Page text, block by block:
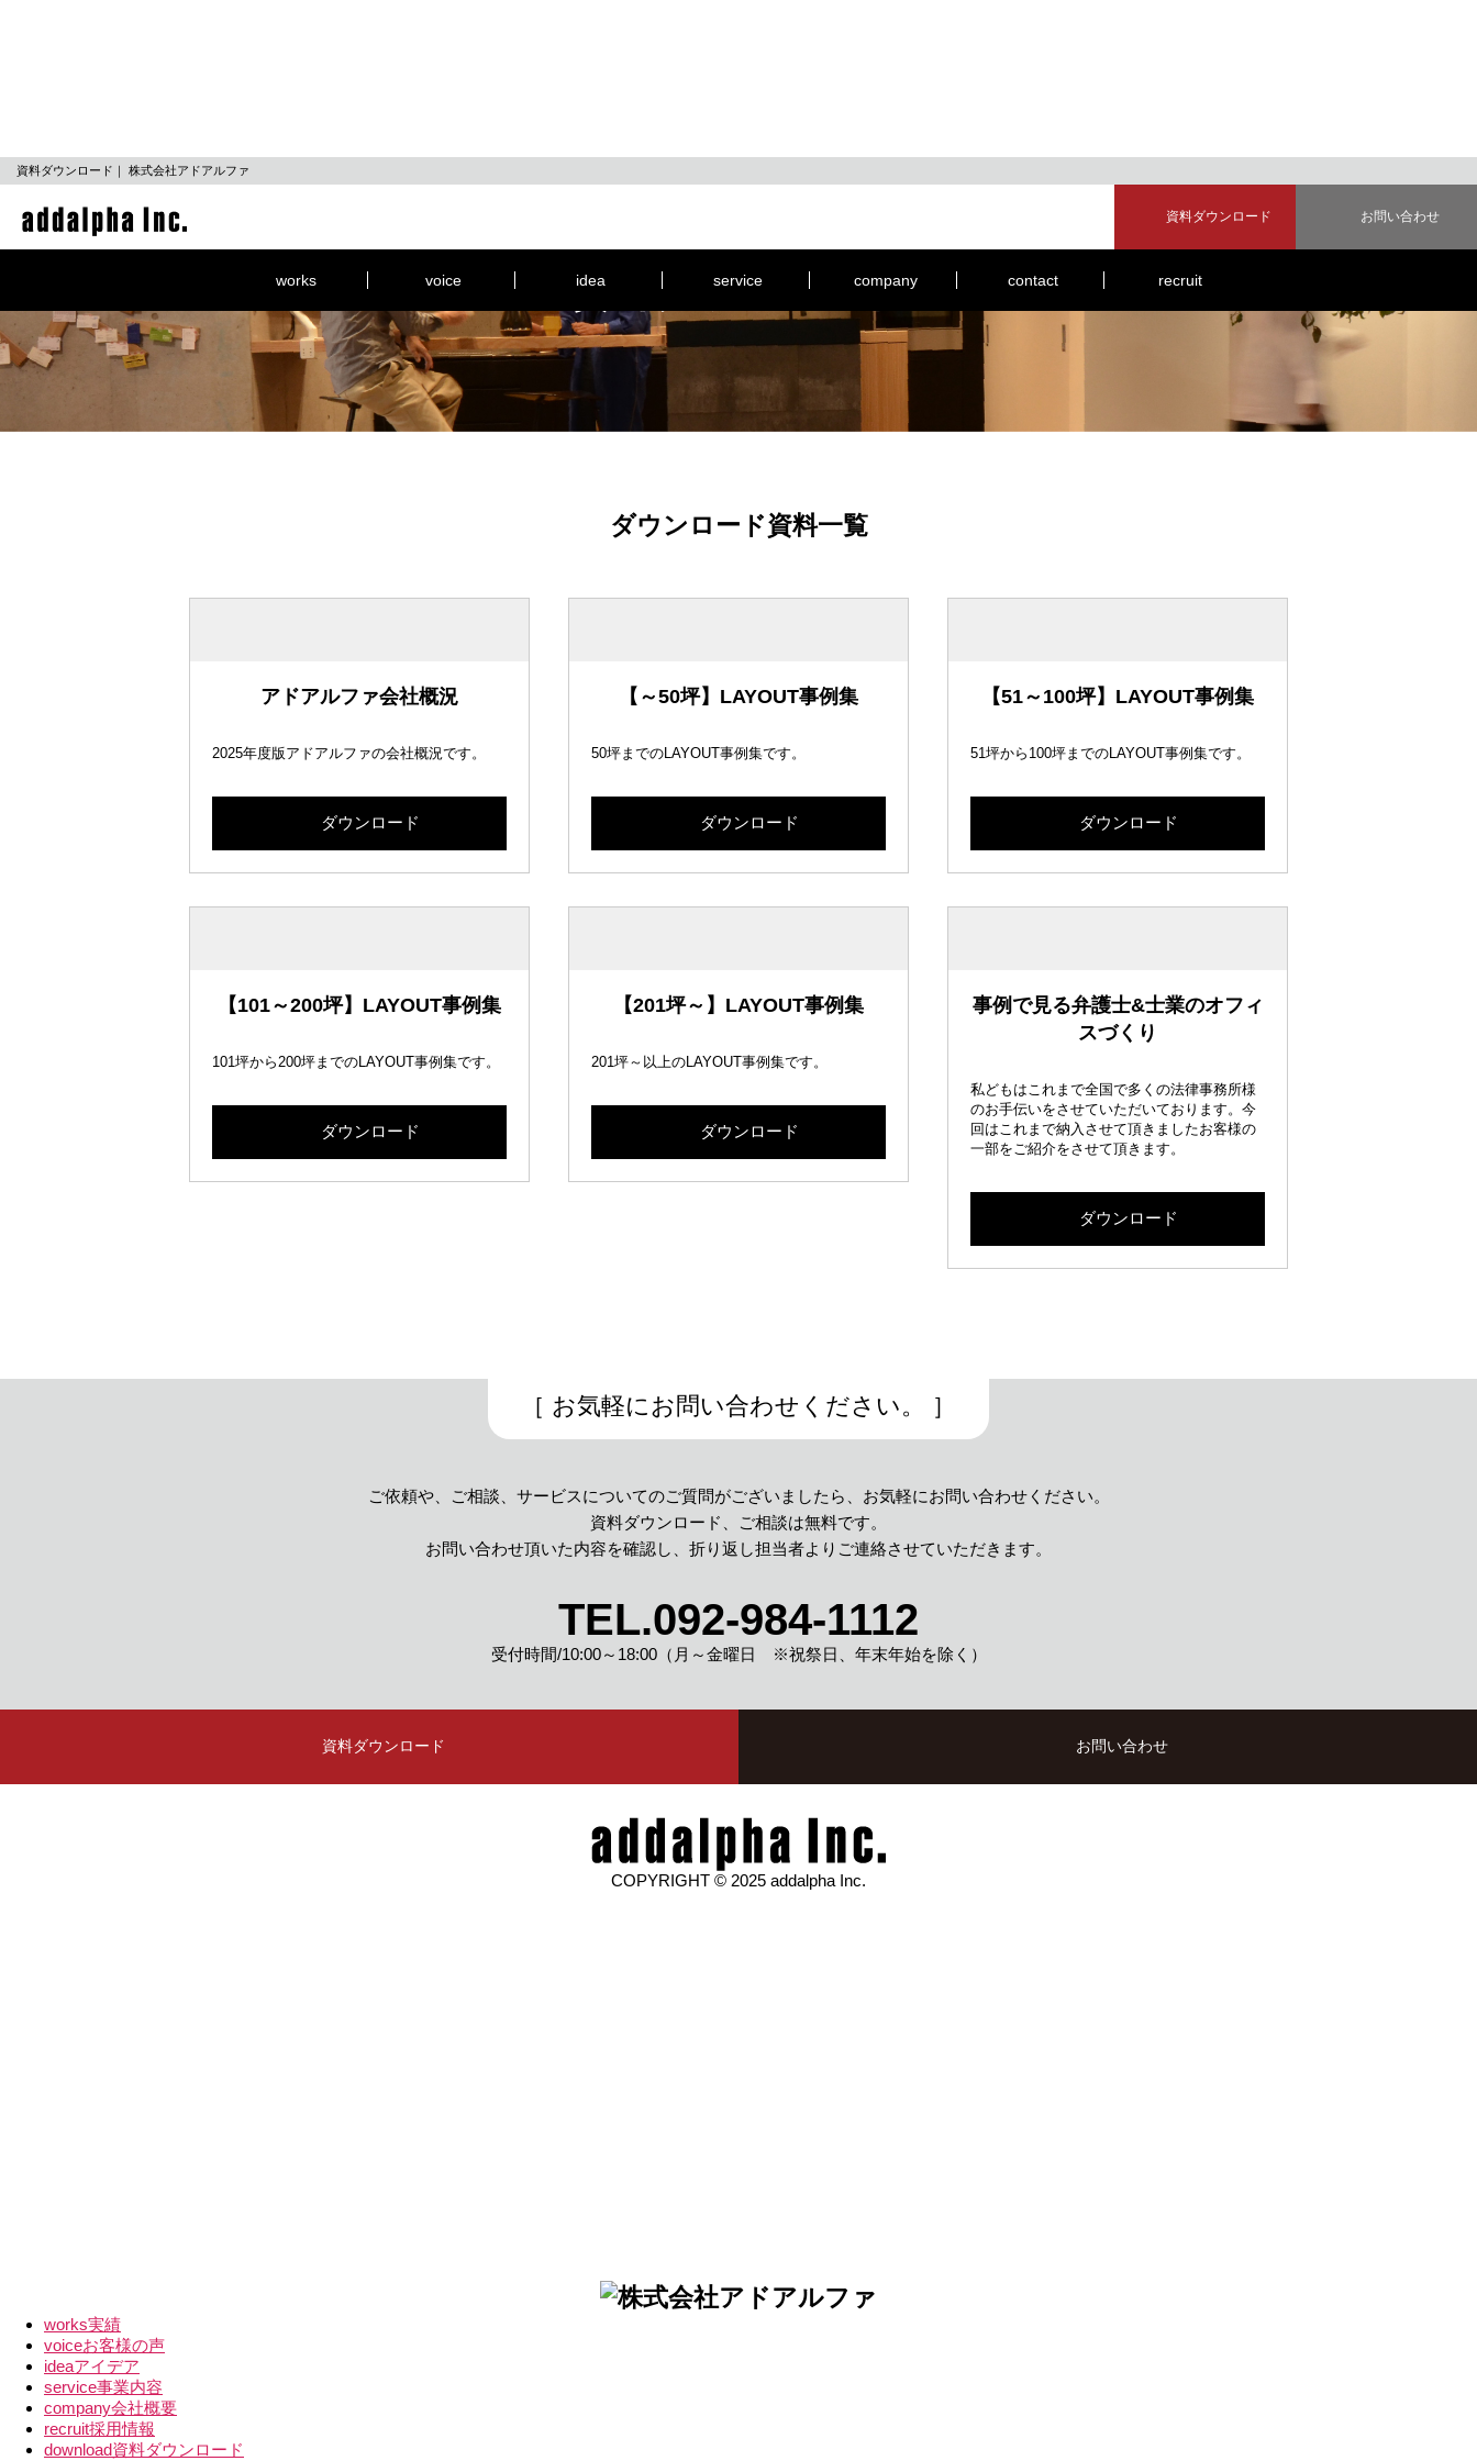
資料ダウンロード｜ 株式会社アドアルファ
資料ダウンロード お問い合わせ
works voice idea service company contact recruit
資料ダウンロード
ダウンロード資料一覧
アドアルファ会社概況
2025年度版アドアルファの会社概況です。
ダウンロード
【～50坪】LAYOUT事例集
50坪までのLAYOUT事例集です。
ダウンロード
【51～100坪】LAYOUT事例集
51坪から100坪までのLAYOUT事例集です。
ダウンロード
【101～200坪】LAYOUT事例集
101坪から200坪までのLAYOUT事例集です。
ダウンロード
【201坪～】LAYOUT事例集
201坪～以上のLAYOUT事例集です。
ダウンロード
事例で見る弁護士&士業のオフィ
スづくり
私どもはこれまで全国で多くの法律事務所様
のお手伝いをさせていただいております。今
回はこれまで納入させて頂きましたお客様の
一部をご紹介をさせて頂きます。
ダウンロード
［ お気軽にお問い合わせください。 ］
ご依頼や、ご相談、サービスについてのご質問がございましたら、 お気軽にお問い合わせください。
資料ダウンロード、
ご相談は無料です。
お問い合わせ頂いた内容を確認し、 折り返し担当者よりご連絡させていただきます。
TEL.092-984-1112
受付時間/10:00～18:00（月～金曜日 ※祝祭日、年末年始を除く）
資料ダウンロード お問い合わせ
COPYRIGHT © 2025 addalpha Inc.
works実績
voiceお客様の声
ideaアイデア
service事業内容
company会社概要
recruit採用情報
download資料ダウンロード